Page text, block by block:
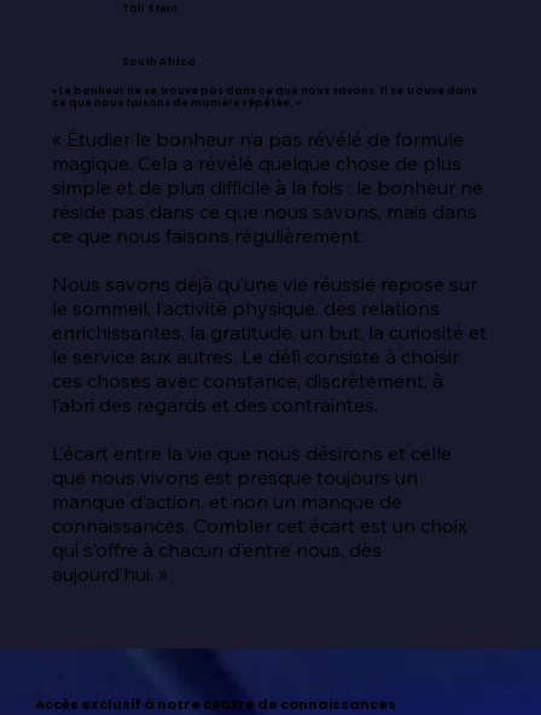
Tali Stein
South Africa
« Le bonheur ne se trouve pas dans ce que nous savons. Il se trouve dans
ce que nous faisons de manière répétée. »
« Étudier le bonheur n’a pas révélé de formule
magique. Cela a révélé quelque chose de plus
simple et de plus difficile à la fois : le bonheur ne
réside pas dans ce que nous savons, mais dans
ce que nous faisons régulièrement.
Nous savons déjà qu’une vie réussie repose sur
le sommeil, l’activité physique, des relations
enrichissantes, la gratitude, un but, la curiosité et
le service aux autres. Le défi consiste à choisir
ces choses avec constance, discrètement, à
l’abri des regards et des contraintes.
L’écart entre la vie que nous désirons et celle
que nous vivons est presque toujours un
manque d’action, et non un manque de
connaissances. Combler cet écart est un choix
qui s’offre à chacun d’entre nous, dès
aujourd’hui. »
Accès exclusif à notre centre de connaissances